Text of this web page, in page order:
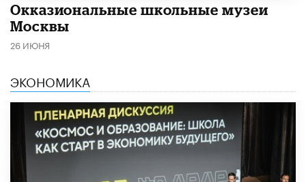
​Окказиональные школьные музеи
Москвы
26 ИЮНЯ
ЭКОНОМИКА